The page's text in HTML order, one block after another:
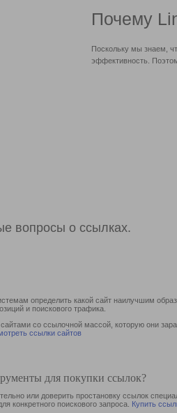
Почему
Поскольку мы знаем,
эффективность.
вопросы о ссылках.
определить какой сайт наилучшим
и поискового трафика.
со ссылочной массой, которую они
ссылки сайтов
для покупки ссылок?
или доверить простановку ссылок
конкретного поискового запроса. Купить